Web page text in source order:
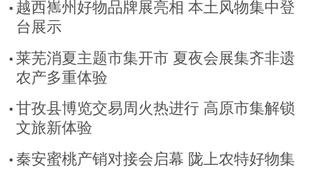
越西嶲州好物品牌展亮相 本土风物集中登
台展示
莱芜消夏主题市集开市 夏夜会展集齐非遗
农产多重体验
甘孜县博览交易周火热进行 高原市集解锁
文旅新体验
秦安蜜桃产销对接会启幕 陇上农特好物集